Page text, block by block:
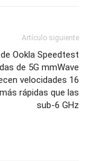
Artículo siguiente
Ookla Speedtest
de 5G mmWave
velocidades 16
rápidas que las
sub-6 GHz